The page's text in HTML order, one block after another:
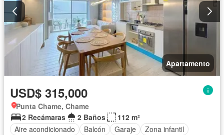
Apartamento
USD$ 315,000
Punta Chame, Chame
2 Recámaras
2 Baños
112 m²
Aire acondicionado
Balcón Garaje
Zona infantil